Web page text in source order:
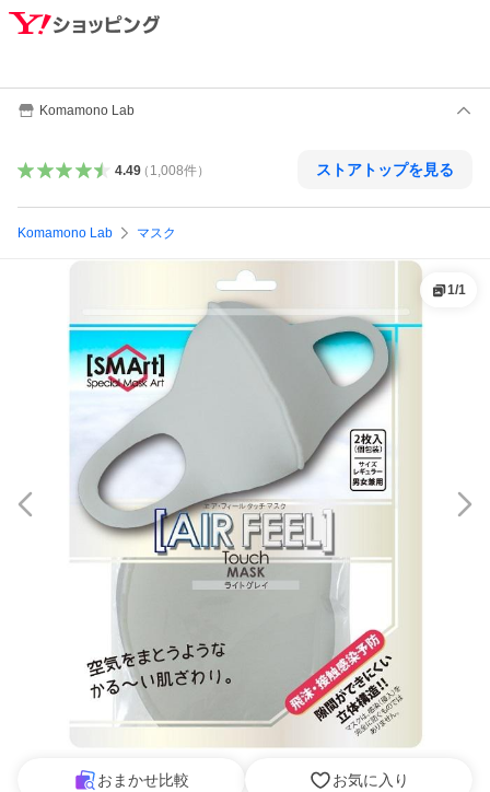
Komamono Lab
4.49（ 1,008件） ストアトップを見る
Komamono Lab マスク
1/1
おまかせ比較 お気に入り